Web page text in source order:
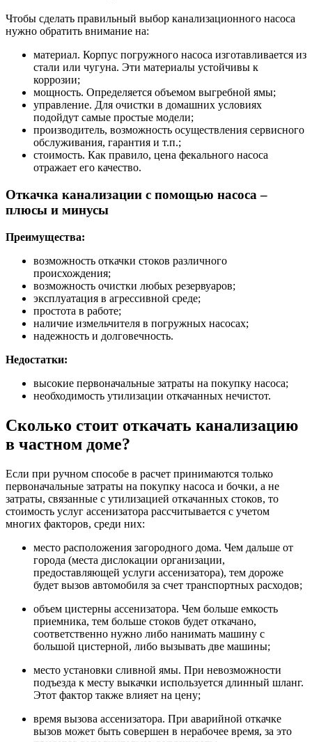
Чтобы сделать правильный выбор канализационного насоса
нужно обратить внимание на:
материал. Корпус погружного насоса изготавливается из
стали или чугуна. Эти материалы устойчивы к
коррозии;
мощность. Определяется объемом выгребной ямы;
управление. Для очистки в домашних условиях
подойдут самые простые модели;
производитель, возможность осуществления сервисного
обслуживания, гарантия и т.п.;
стоимость. Как правило, цена фекального насоса
отражает его качество.
Откачка канализации с помощью насоса –
плюсы и минусы
Преимущества:
возможность откачки стоков различного
происхождения;
возможность очистки любых резервуаров;
эксплуатация в агрессивной среде;
простота в работе;
наличие измельчителя в погружных насосах;
надежность и долговечность.
Недостатки:
высокие первоначальные затраты на покупку насоса;
необходимость утилизации откачанных нечистот.
Сколько стоит откачать канализацию
в частном доме?
Если при ручном способе в расчет принимаются только
первоначальные затраты на покупку насоса и бочки, а не
затраты, связанные с утилизацией откачанных стоков, то
стоимость услуг ассенизатора рассчитывается с учетом
многих факторов, среди них:
место расположения загородного дома. Чем дальше от
города (места дислокации организации,
предоставляющей услуги ассенизатора), тем дороже
будет вызов автомобиля за счет транспортных расходов;
объем цистерны ассенизатора. Чем больше емкость
приемника, тем больше стоков будет откачано,
соответственно нужно либо нанимать машину с
большой цистерной, либо вызывать две машины;
место установки сливной ямы. При невозможности
подъезда к месту выкачки используется длинный шланг.
Этот фактор также влияет на цену;
время вызова ассенизатора. При аварийной откачке
вызов может быть совершен в нерабочее время, за это